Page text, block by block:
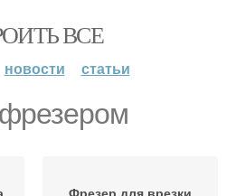
ВСЕ
новости статьи
Фрезер для врезки